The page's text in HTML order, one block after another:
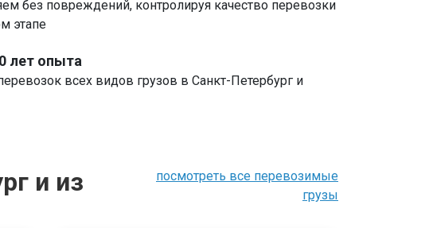
без повреждений, контролируя качество перевозки
этапе
лет опыта
всех видов грузов в Санкт-Петербург и
и из
посмотреть все перевозимые
грузы